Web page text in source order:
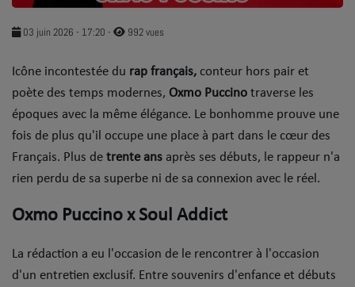
Dans la Street
C quoi ton Actu ?
Dans ton Téléphone
Mic 2 Rue
Première Fois
03 juin 2026 - 17:20 - 992 vues
Icône incontestée du rap français, conteur hors pair et
poète des temps modernes, Oxmo Puccino traverse les
époques avec la même élégance. Le bonhomme prouve une
fois de plus qu'il occupe une place à part dans le cœur des
Français. Plus de trente ans après ses débuts, le rappeur n'a
rien perdu de sa superbe ni de sa connexion avec le réel.
Oxmo Puccino x Soul Addict
La rédaction a eu l'occasion de le rencontrer à l'occasion
d'un entretien exclusif. Entre souvenirs d'enfance et débuts